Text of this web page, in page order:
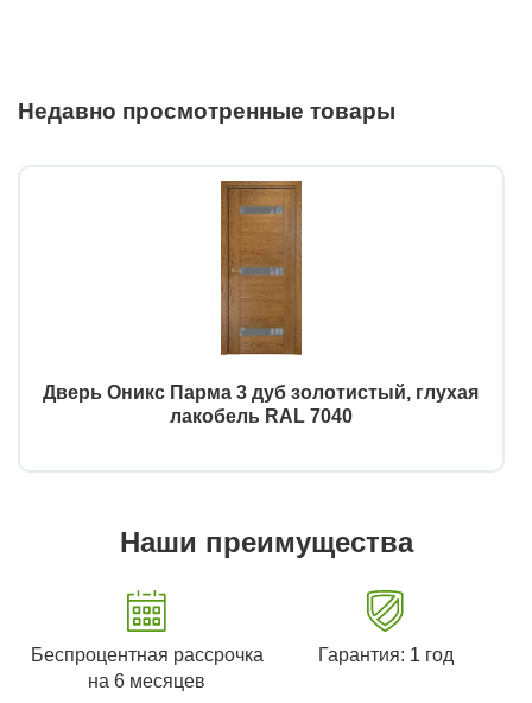
Недавно просмотренные товары
Дверь Оникс Парма 3 дуб золотистый, глухая
лакобель RAL 7040
Наши преимущества
Беспроцентная рассрочка
на 6 месяцев
Гарантия: 1 год